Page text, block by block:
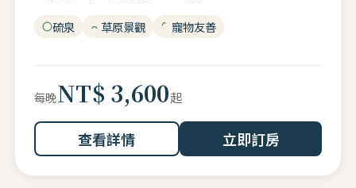
硫泉 草原景觀 寵物友善
每晚NT$ 3,600起
查看詳情 立即訂房